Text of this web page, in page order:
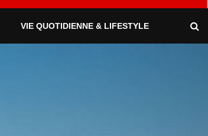
VIE QUOTIDIENNE & LIFESTYLE